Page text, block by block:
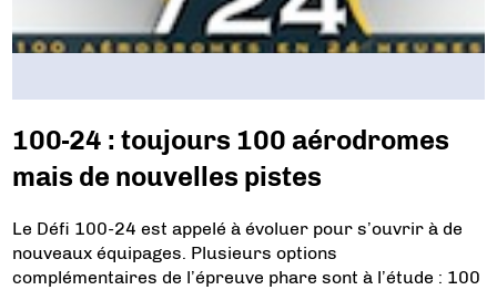
100-24 : toujours 100 aérodromes
mais de nouvelles pistes
Le Défi 100-24 est appelé à évoluer pour s’ouvrir à de
nouveaux équipages. Plusieurs options
complémentaires de l’épreuve phare sont à l’étude : 100